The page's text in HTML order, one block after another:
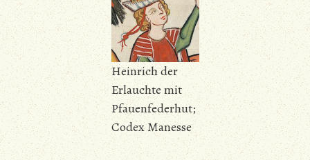
Heinrich der
Erlauchte mit
Pfauenfederhut;
Codex Manesse